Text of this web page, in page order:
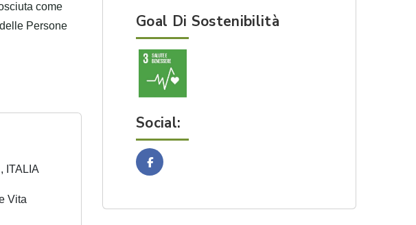
come
Persone
ITALIA
Vita
Goal Di Sostenibilità
Social:
Facebook